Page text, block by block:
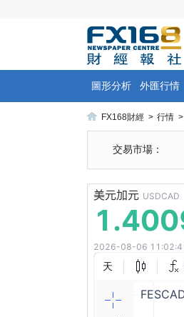
圖形分析 外匯行情
FX168財經 > 行情 >
交易市場：